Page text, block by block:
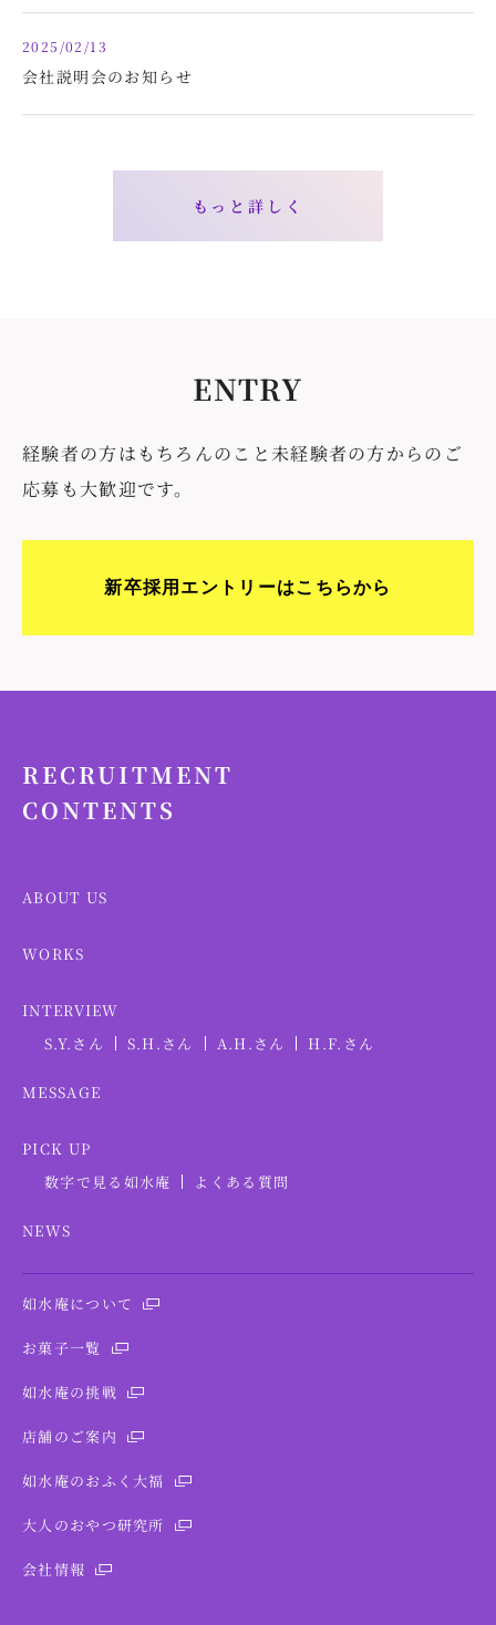
2025/02/13
会社説明会のお知らせ
もっと詳しく
ENTRY
経験者の方はもちろんのこと未経験者の方からのご
応募も大歓迎です。
新卒採用エントリーはこちらから
RECRUITMENT
CONTENTS
ABOUT US
WORKS
INTERVIEW
S.Y.さん
S.H.さん A.H.さん H.F.さん
MESSAGE
PICK UP
数字で見る如水庵
よくある質問
NEWS
如水庵について
お菓子一覧
如水庵の挑戦
店舗のご案内
如水庵のおふく大福
大人のおやつ研究所
会社情報